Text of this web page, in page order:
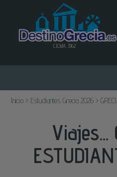
C.I.C.MA. 3162
Inicio > Estudiantes Grecia 2026 >
Viajes...